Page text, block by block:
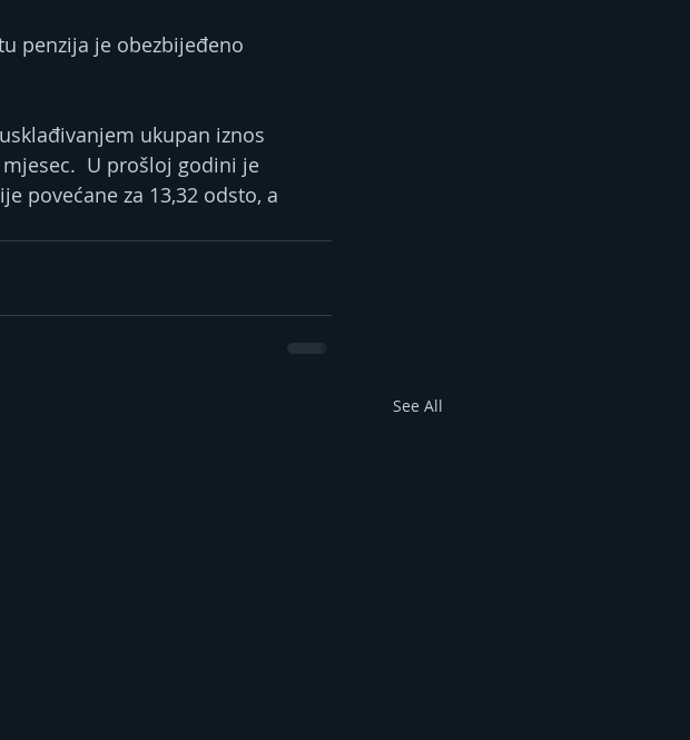
penzija je obezbijeđeno
ukupan iznos
U prošloj godini je
povećane za 13,32 odsto, a
See All